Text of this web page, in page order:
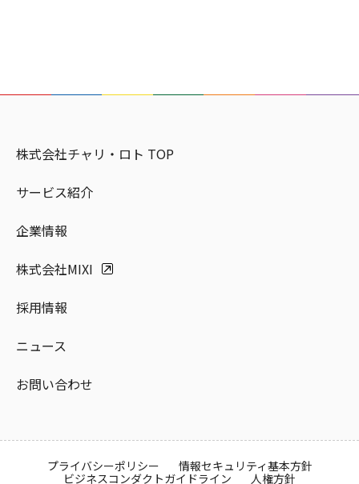
株式会社チャリ・ロト TOP
サービス紹介
企業情報
株式会社MIXI
採用情報
ニュース
お問い合わせ
プライバシーポリシー
情報セキュリティ基本方針
ビジネスコンダクトガイドライン
人権方針